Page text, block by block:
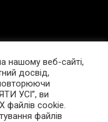
нашому веб-сайті,
досвід,
УСІ”, ви
файлів cookie.
файлів